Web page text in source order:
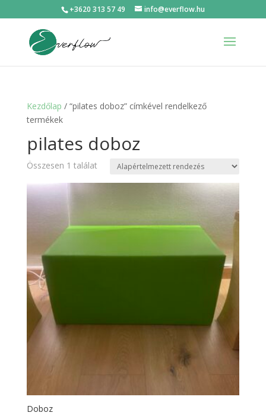
+3620 313 57 49 info@everflow.hu
Kezdőlap / “pilates doboz” címkével rendelkező
termékek
pilates doboz
Összesen 1 találat
Doboz